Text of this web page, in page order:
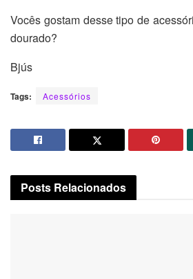
Vocês gostam desse tipo de
dourado?
Bjús
Tags: Acessórios
Posts Relacionados